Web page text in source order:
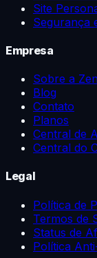
Site
Segurança
Empresa
Sobre a
Blog
Contato
Planos
Central de
Central do
Legal
Política de
Termos de
Status de
Política